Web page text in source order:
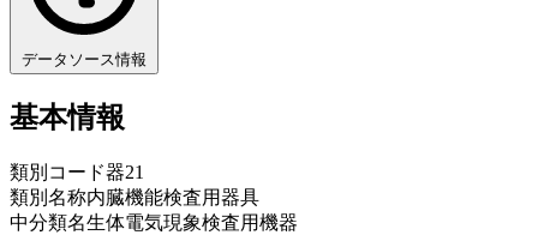
データソース情報
基本情報
類別コード器21
類別名称内臓機能検査用器具
中分類名生体電気現象検査用機器